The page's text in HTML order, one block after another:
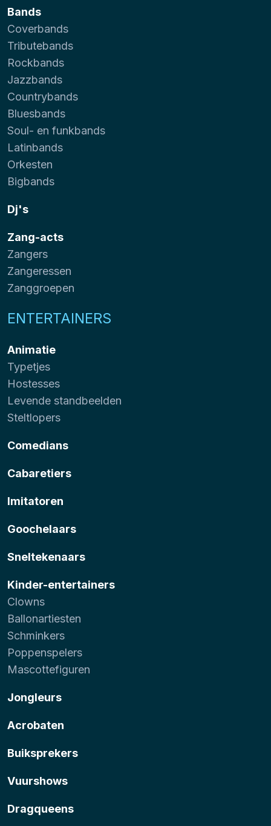
Bands
Coverbands
Tributebands
Rockbands
Jazzbands
Countrybands
Bluesbands
Soul- en funkbands
Latinbands
Orkesten
Bigbands
Dj's
Zang-acts
Zangers
Zangeressen
Zanggroepen
ENTERTAINERS
Animatie
Typetjes
Hostesses
Levende standbeelden
Steltlopers
Comedians
Cabaretiers
Imitatoren
Goochelaars
Sneltekenaars
Kinder-entertainers
Clowns
Ballonartiesten
Schminkers
Poppenspelers
Mascottefiguren
Jongleurs
Acrobaten
Buiksprekers
Vuurshows
Dragqueens